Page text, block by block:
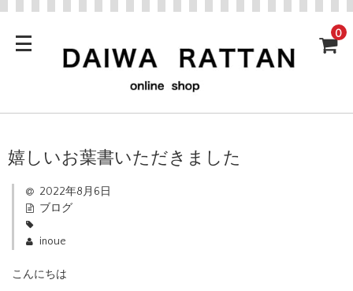
0
嬉しいお葉書いただきました
2022年8月6日
ブログ
inoue
こんにちは